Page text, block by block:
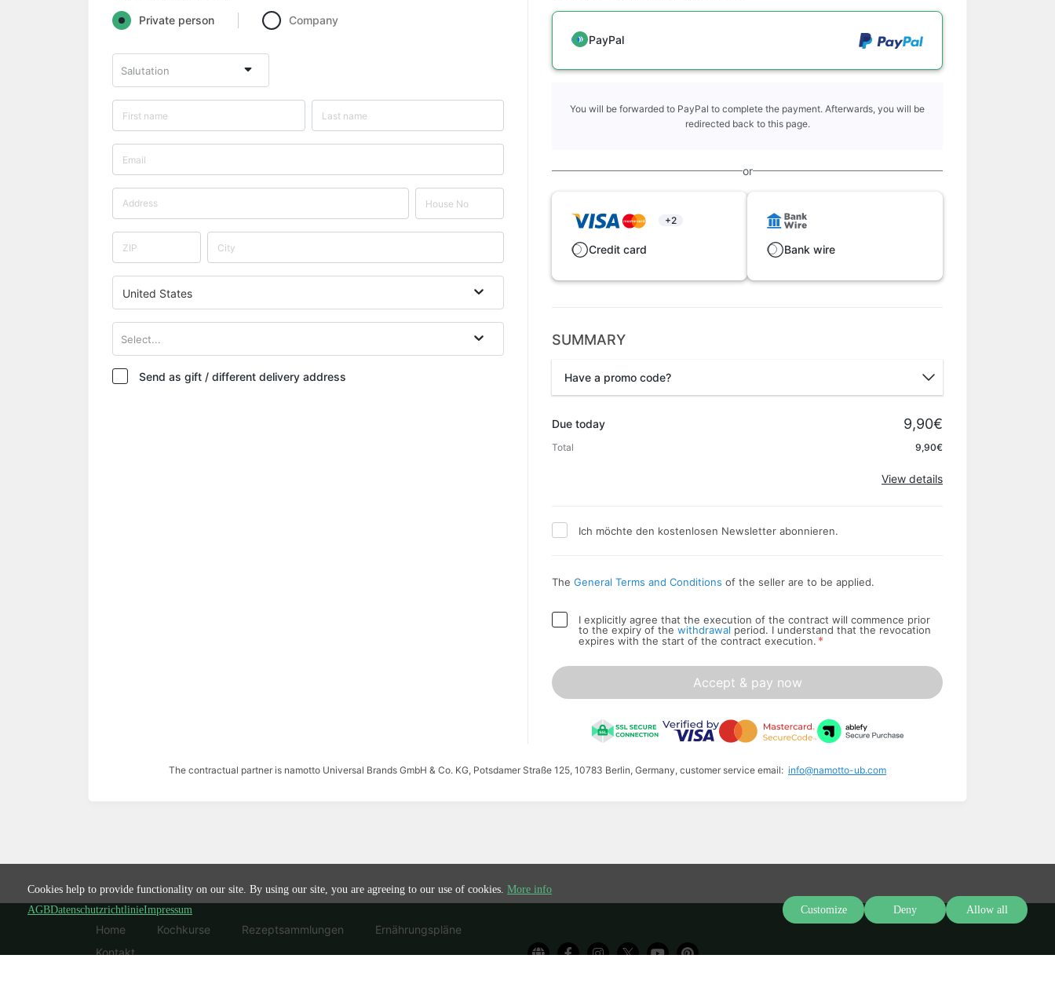
Private person Company
Salutation
United States
Select...
Send as gift / different delivery address
PayPal
You will be forwarded to PayPal to complete the payment. Afterwards, you will be
redirected back to this page.
or
+2
Credit card Bank wire
SUMMARY
Have a promo code?
Due today 9,90€
Total 9,90€
View details
Ich möchte den kostenlosen Newsletter abonnieren.
The General Terms and Conditions of the seller are to be applied.
I explicitly agree that the execution of the contract will commence prior
to the expiry of the withdrawal period. I understand that the revocation
expires with the start of the contract execution. *
Accept & pay now
The contractual partner is namotto Universal Brands GmbH & Co. KG, Potsdamer Straße 125, 10783 Berlin, Germany, customer service email: info@namotto-ub.com
Home Kochkurse Rezeptsammlungen
Ernährungspläne
Kontakt
Cookies help to provide functionality on our site. By using our site, you are agreeing to our use of cookies. More info
AGBDatenschutzrichtlinieImpressum Customize Deny Allow all